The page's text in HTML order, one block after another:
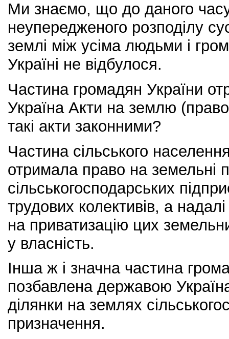
Ми знаємо, що до даного
неупередженого розподілу
землі між усіма людьми і
Україні не відбулося.
Частина громадян України
Україна Акти на землю
такі акти законними?
Частина сільського
отримала право на земельні
сільськогосподарських
трудових колективів, а
на приватизацію цих
у власність.
Інша ж і значна частина
позбавлена державою
ділянки на землях
призначення.